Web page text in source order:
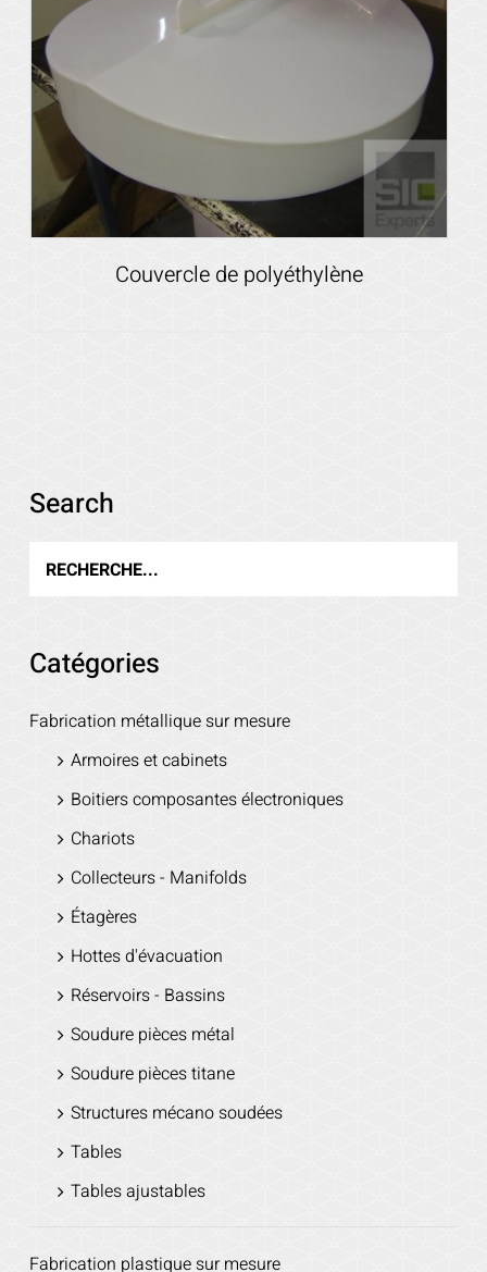
Couvercle de polyéthylène
Search
Catégories
Fabrication métallique sur mesure
Armoires et cabinets
Boitiers composantes électroniques
Chariots
Collecteurs - Manifolds
Étagères
Hottes d'évacuation
Réservoirs - Bassins
Soudure pièces métal
Soudure pièces titane
Structures mécano soudées
Tables
Tables ajustables
Fabrication plastique sur mesure